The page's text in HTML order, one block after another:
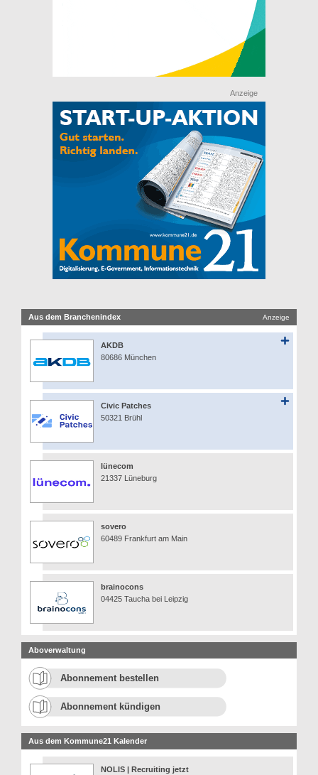
Anzeige
Aus dem Branchenindex Anzeige
AKDB
80686 München
Civic Patches
50321 Brühl
lünecom
21337 Lüneburg
sovero
60489 Frankfurt am Main
brainocons
04425 Taucha bei Leipzig
Aboverwaltung
Abonnement bestellen
Abonnement kündigen
Aus dem Kommune21 Kalender
NOLIS | Recruiting jetzt